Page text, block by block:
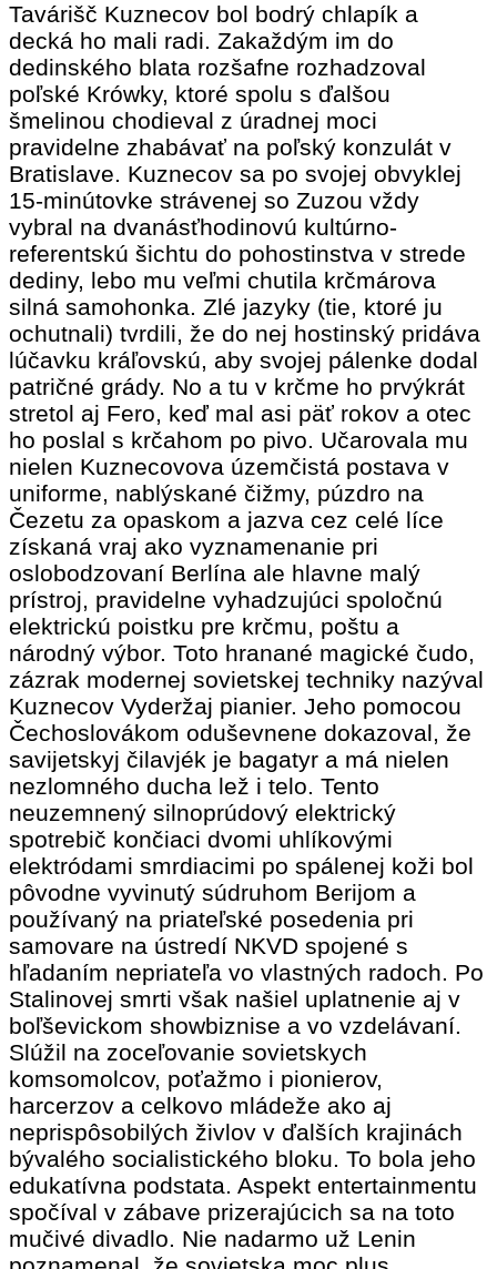
Tavárišč Kuznecov bol bodrý chlapík a
decká ho mali radi. Zakaždým im do
dedinského blata rozšafne rozhadzoval
poľské Krówky, ktoré spolu s ďalšou
šmelinou chodieval z úradnej moci
pravidelne zhabávať na poľský konzulát v
Bratislave. Kuznecov sa po svojej obvyklej
15-minútovke strávenej so Zuzou vždy
vybral na dvanásťhodinovú kultúrno-
referentskú šichtu do pohostinstva v strede
dediny, lebo mu veľmi chutila krčmárova
silná samohonka. Zlé jazyky (tie, ktoré ju
ochutnali) tvrdili, že do nej hostinský pridáva
lúčavku kráľovskú, aby svojej pálenke dodal
patričné grády. No a tu v krčme ho prvýkrát
stretol aj Fero, keď mal asi päť rokov a otec
ho poslal s krčahom po pivo. Učarovala mu
nielen Kuznecovova územčistá postava v
uniforme, nablýskané čižmy, púzdro na
Čezetu za opaskom a jazva cez celé líce
získaná vraj ako vyznamenanie pri
oslobodzovaní Berlína ale hlavne malý
prístroj, pravidelne vyhadzujúci spoločnú
elektrickú poistku pre krčmu, poštu a
národný výbor. Toto hranané magické čudo,
zázrak modernej sovietskej techniky nazýval
Kuznecov Vyderžaj pianier. Jeho pomocou
Čechoslovákom oduševnene dokazoval, že
savijetskyj čilavjék je bagatyr a má nielen
nezlomného ducha lež i telo. Tento
neuzemnený silnoprúdový elektrický
spotrebič končiaci dvomi uhlíkovými
elektródami smrdiacimi po spálenej koži bol
pôvodne vyvinutý súdruhom Berijom a
používaný na priateľské posedenia pri
samovare na ústredí NKVD spojené s
hľadaním nepriateľa vo vlastných radoch. Po
Stalinovej smrti však našiel uplatnenie aj v
boľševickom showbiznise a vo vzdelávaní.
Slúžil na zoceľovanie sovietskych
komsomolcov, poťažmo i pionierov,
harcerzov a celkovo mládeže ako aj
neprispôsobilých živlov v ďalších krajinách
bývalého socialistického bloku. To bola jeho
edukatívna podstata. Aspekt entertainmentu
spočíval v zábave prizerajúcich sa na toto
mučivé divadlo. Nie nadarmo už Lenin